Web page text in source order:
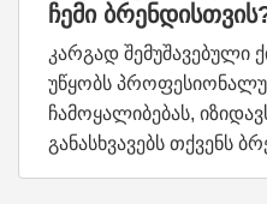
ჩემი
კარგად
უწყობს
ჩამოყალიბებას,
განასხვავებს თქვენს